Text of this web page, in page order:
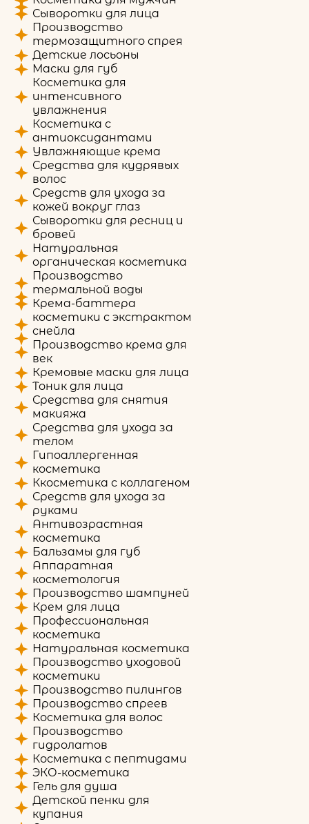
Сыворотки для лица
Производство
термозащитного спрея
Детские лосьоны
Маски для губ
Косметика для
интенсивного
увлажнения
Косметика с
антиоксидантами
Увлажняющие крема
Средства для кудрявых
волос
Средств для ухода за
кожей вокруг глаз
Сыворотки для ресниц и
бровей
Натуральная
органическая косметика
Производство
термальной воды
Крема-баттера
косметики с экстрактом
снейла
Производство крема для
век
Кремовые маски для лица
Тоник для лица
Средства для снятия
макияжа
Средства для ухода за
телом
Гипоаллергенная
косметика
Ккосметика с коллагеном
Средств для ухода за
руками
Антивозрастная
косметика
Бальзамы для губ
Аппаратная
косметология
Производство шампуней
Крем для лица
Профессиональная
косметика
Натуральная косметика
Производство уходовой
косметики
Производство пилингов
Производство спреев
Косметика для волос
Производство
гидролатов
Косметика с пептидами
ЭКО-косметика
Гель для душа
Детской пенки для
купания